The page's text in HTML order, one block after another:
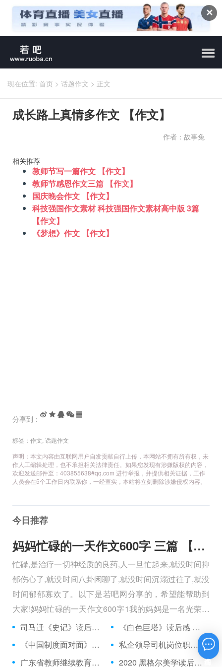
✕
现在位置: 首页 > 话题作文 > 正文
成长路上真情多作文 【作文】
作者：故事兔
相关推荐
教师节写一篇作文 【作文】
教师节感恩作文三篇 【作文】
国庆晚会作文 【作文】
科技强国作文素材 科技强国作文素材高中版 3篇
【作文】
《梦想》作文 【作文】
分享到：
标签： 作文 话题作文
声明：本文内容由互联网用户自发贡献自行上传，本网站不拥有所有权，未
作人工编辑处理，也不承担相关法律责任。如果您发现有涉嫌版权的内容，
欢迎发送邮件至：403855638#qq.com 进行举报，并提供相关证据，工作
人员会在5个工作日内联系你，一经查实，本站将立刻删除涉嫌侵权内容。
今日推荐
妈妈忙碌的一天作文600字 三篇 【600字】
忙碌,是治疗一切神经质的良药,人一旦忙起来,就没时间抑
郁伤心了,就没时间八卦闲聊了,就没时间沉溺过往了,就没
时间郁郁寡欢了。以下是若吧网分享的，希望能帮助到
大家!妈妈忙碌的一天作文600字1我的妈妈是一名光荣的
人民警察，她总有做不完的事情。
司马迁《史记》读后感范文 【读后感】
《白色巨塔》读后感 【读后感】
《中国制度面对面》读后感心得体会 【读后感】
私企领导司机岗位职责 3篇 【热点话题】
广东省教师继续教育管理系统 【热点话题】
2020 黑格尔美学读后感三篇 【读后感】